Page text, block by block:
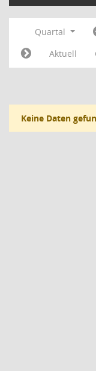
Quartal
Aktuell
Keine Daten